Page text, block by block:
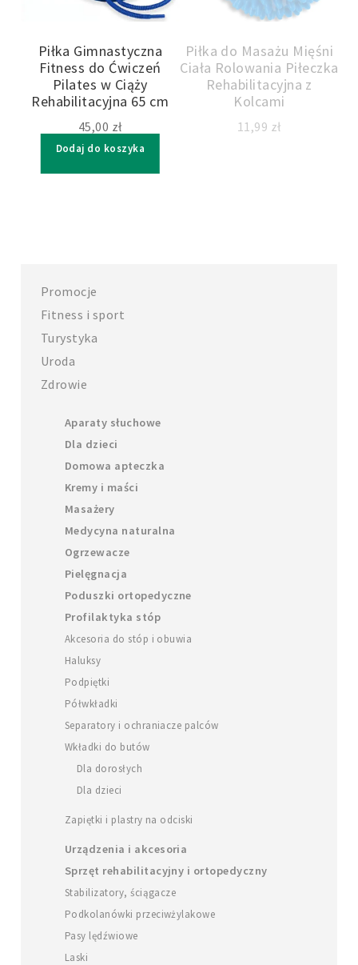
Piłka Gimnastyczna
Fitness do Ćwiczeń
Pilates w Ciąży
Rehabilitacyjna 65 cm
45,00 zł
Dodaj do koszyka
Piłka do Masażu Mięśni
Ciała Rolowania Piłeczka
Rehabilitacyjna z
Kolcami
11,99 zł
Promocje
Fitness i sport
Turystyka
Uroda
Zdrowie
Aparaty słuchowe
Dla dzieci
Domowa apteczka
Kremy i maści
Masażery
Medycyna naturalna
Ogrzewacze
Pielęgnacja
Poduszki ortopedyczne
Profilaktyka stóp
Akcesoria do stóp i obuwia
Haluksy
Podpiętki
Półwkładki
Separatory i ochraniacze palców
Wkładki do butów
Dla dorosłych
Dla dzieci
Zapiętki i plastry na odciski
Urządzenia i akcesoria
Sprzęt rehabilitacyjny i ortopedyczny
Stabilizatory, ściągacze
Podkolanówki przeciwżylakowe
Pasy lędźwiowe
Laski